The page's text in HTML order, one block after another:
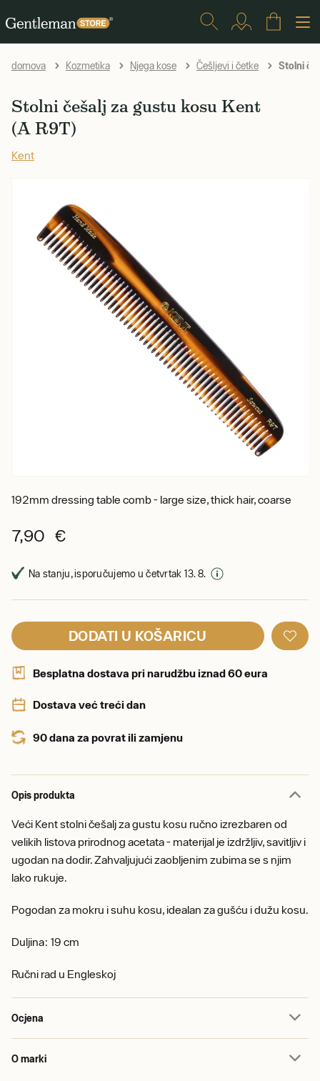
domova Kozmetika Njega kose Češljevi i četke Stolni
Stolni češalj za gustu kosu Kent
(A R9T)
Kent
192mm dressing table comb - large size, thick hair, coarse
7,90 €
Na stanju, isporučujemo u četvrtak 13. 8.
DODATI U KOŠARICU
Besplatna dostava pri narudžbu iznad 60 eura
Dostava već treći dan
90 dana za povrat ili zamjenu
Opis produkta
Veći Kent stolni češalj za gustu kosu ručno izrezbaren od
velikih listova prirodnog acetata - materijal je izdržljiv, savitljiv i
ugodan na dodir. Zahvaljujući zaobljenim zubima se s njim
lako rukuje.
Pogodan za mokru i suhu kosu, idealan za gušću i dužu kosu.
Duljina: 19 cm
Ručni rad u Engleskoj
Ocjena
O marki